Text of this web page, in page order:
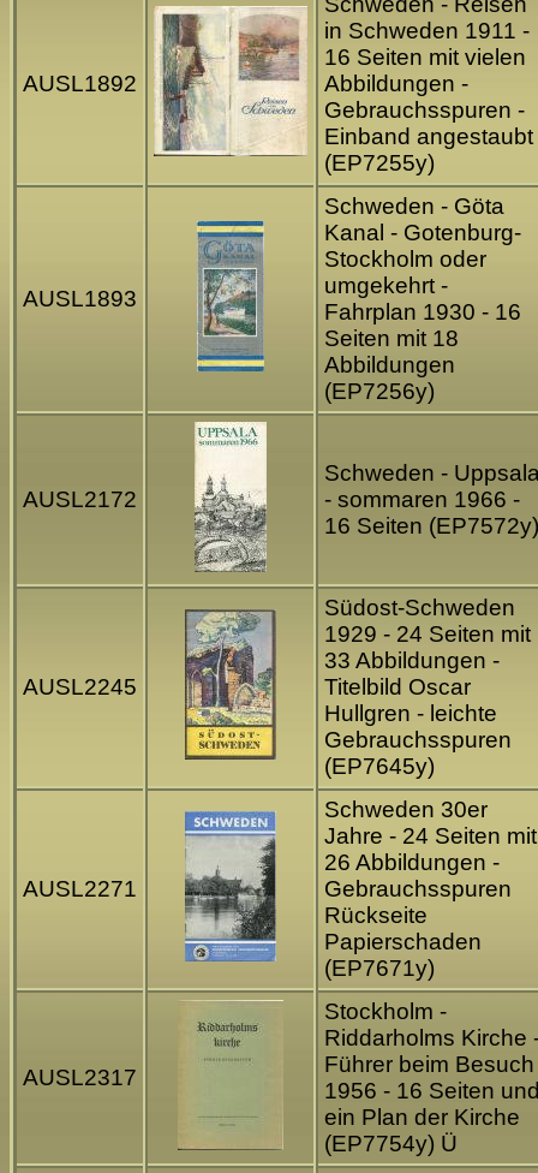
AUSL1892
in Schweden 1911 -
16 Seiten mit vielen
Abbildungen -
Gebrauchsspuren -
Einband angestaubt
(EP7255y)
AUSL1893
Schweden - Göta
Kanal - Gotenburg-
Stockholm oder
umgekehrt -
Fahrplan 1930 - 16
Seiten mit 18
Abbildungen
(EP7256y)
AUSL2172
Schweden -
- sommaren 1966 -
16 Seiten (EP7572y)
AUSL2245
Südost-Schweden
1929 - 24 Seiten mit
33 Abbildungen -
Titelbild Oscar
Hullgren - leichte
Gebrauchsspuren
(EP7645y)
AUSL2271
Schweden 30er
Jahre - 24 Seiten mit
26 Abbildungen -
Gebrauchsspuren
Rückseite
Papierschaden
(EP7671y)
AUSL2317
Stockholm -
Riddarholms Kirche
Führer beim Besuch
1956 - 16 Seiten
ein Plan der Kirche
(EP7754y) Ü